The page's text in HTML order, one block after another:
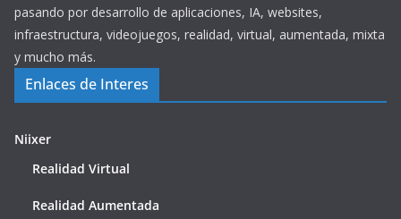
pasando por desarrollo de aplicaciones, IA, websites,
infraestructura, videojuegos, realidad, virtual, aumentada, mixta
y mucho más.
Enlaces de Interes
Niixer
Realidad Virtual
Realidad Aumentada